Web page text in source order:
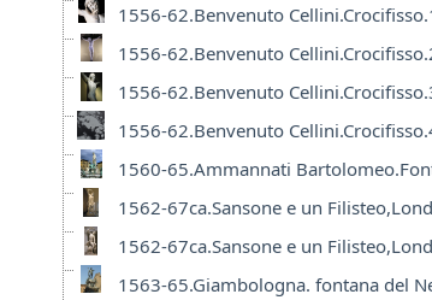
1556-62.Benvenuto
1556-62.Benvenuto
1556-62.Benvenuto
1556-62.Benvenuto
1560-65.Ammannati
1562-67ca.Sansone e un
1562-67ca.Sansone e un
1563-65.Giambologna. fontana del